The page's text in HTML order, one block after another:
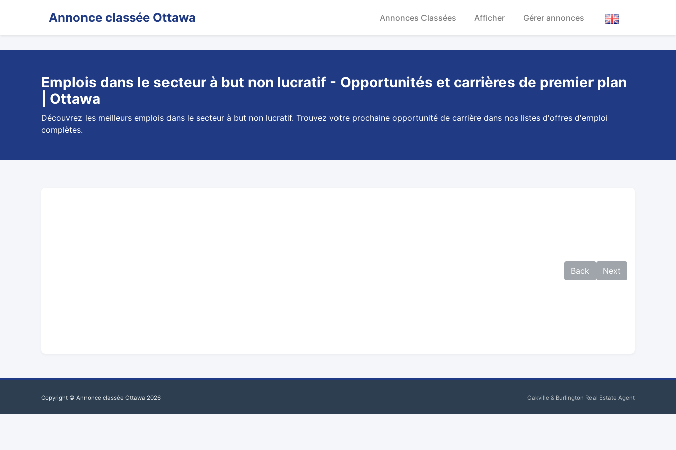
Annonce classée Ottawa Annonces Classées Afficher Gérer annonces
Emplois dans le secteur à but non lucratif - Opportunités et carrières de premier plan
| Ottawa
Découvrez les meilleurs emplois dans le secteur à but non lucratif. Trouvez votre prochaine opportunité de carrière dans nos listes d'offres d'emploi
complètes.
Back Next
Copyright © Annonce classée Ottawa 2026 Oakville & Burlington Real Estate Agent